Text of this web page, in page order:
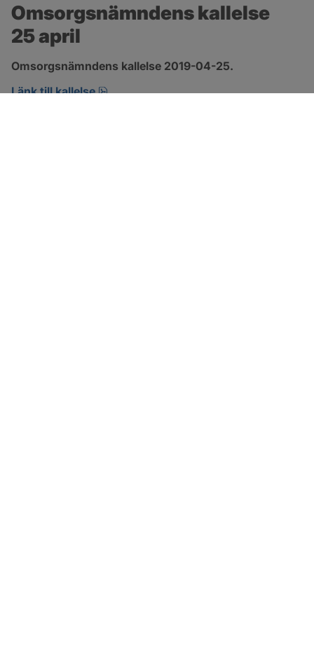
Omsorgsnämndens kallelse
25 april
Omsorgsnämndens kallelse 2019-04-25.
Länk till kallelse
pdf, öppnas i nytt fönster.